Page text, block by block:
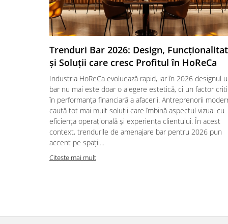
Trenduri Bar 2026: Design,
și Soluții care cresc Profitul în HoReCa
Industria HoReCa evoluează rapid, iar în 2026 designul
bar nu mai este doar o alegere estetică, ci un factor
în performanța financiară a afacerii. Antreprenorii
caută tot mai mult soluții care îmbină aspectul vizual cu
eficiența operațională și experiența clientului. În acest
context, trendurile de amenajare bar pentru 2026 pun
accent pe spații...
Citeste mai mult